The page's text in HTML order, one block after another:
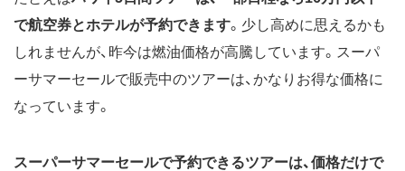
で航空券とホテルが予約できます。少し高めに思えるかも
しれませんが、昨今は燃油価格が高騰しています。スーパ
ーサマーセールで販売中のツアーは、かなりお得な価格に
なっています。
スーパーサマーセールで予約できるツアーは、価格だけで